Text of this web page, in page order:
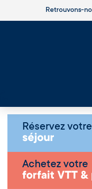
Retrouvons-
Réservez votre
séjour
Achetez votre
forfait VTT &